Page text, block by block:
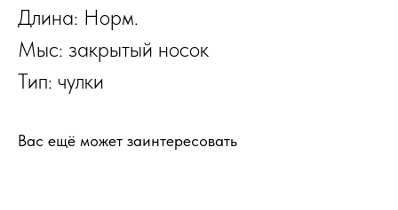
Длина: Норм.
Мыс: закрытый носок
Тип: чулки
Вас ещё может заинтересовать